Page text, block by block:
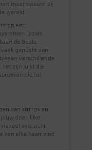
meer passen bij
wereld.
op een
(zoals
de beste
gepusht van
verschillende
Het zijn juist die
die tot
van strings en
doel. Elke
overzicht
van elke kaart vind